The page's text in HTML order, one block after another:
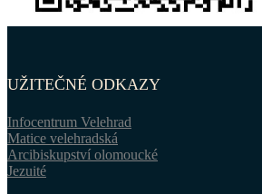
UŽITEČNÉ ODKAZY
Infocentrum Velehrad
Matice velehradská
Arcibiskupství olomoucké
Jezuité